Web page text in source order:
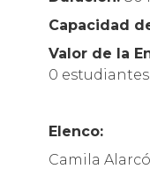
Capacidad
Valor de la
0 estudiantes
Elenco:
Camila